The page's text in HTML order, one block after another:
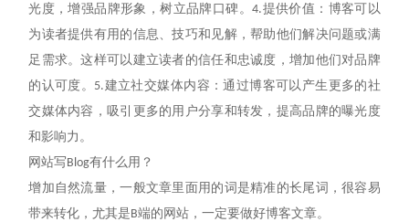
光度，增强品牌形象，树立品牌口碑。4.提供价值：博客可以
为读者提供有用的信息、技巧和见解，帮助他们解决问题或满
足需求。这样可以建立读者的信任和忠诚度，增加他们对品牌
的认可度。 5.建立社交媒体内容：通过博客可以产生更多的社
交媒体内容，吸引更多的用户分享和转发，提高品牌的曝光度
和影响力。
网站写Blog有什么用？
增加自然流量，一般文章里面用的词是精准的长尾词，很容易
带来转化，尤其是B端的网站，一定要做好博客文章。